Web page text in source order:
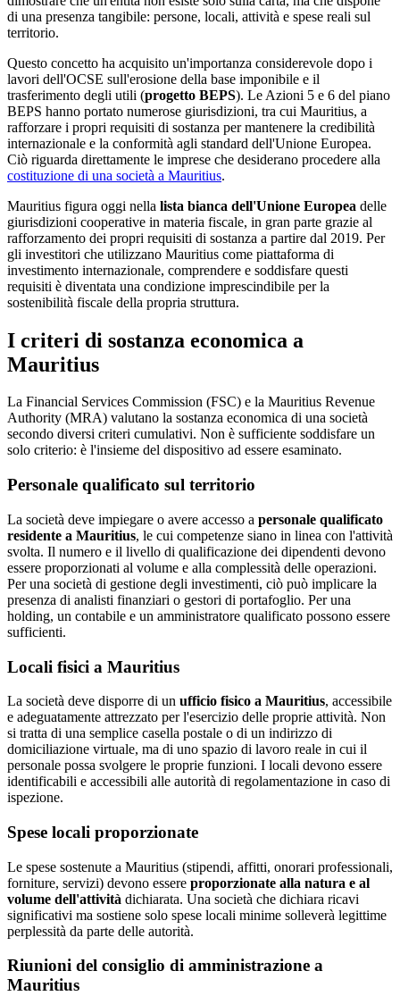
di una presenza tangibile: persone, locali, attività e spese reali sul
territorio.
Questo concetto ha acquisito un'importanza considerevole dopo i
lavori dell'OCSE sull'erosione della base imponibile e il
trasferimento degli utili (progetto BEPS). Le Azioni 5 e 6 del piano
BEPS hanno portato numerose giurisdizioni, tra cui Mauritius, a
rafforzare i propri requisiti di sostanza per mantenere la credibilità
internazionale e la conformità agli standard dell'Unione Europea.
Ciò riguarda direttamente le imprese che desiderano procedere alla
costituzione di una società a Mauritius.
Mauritius figura oggi nella lista bianca dell'Unione Europea delle
giurisdizioni cooperative in materia fiscale, in gran parte grazie al
rafforzamento dei propri requisiti di sostanza a partire dal 2019. Per
gli investitori che utilizzano Mauritius come piattaforma di
investimento internazionale, comprendere e soddisfare questi
requisiti è diventata una condizione imprescindibile per la
sostenibilità fiscale della propria struttura.
I criteri di sostanza economica a
Mauritius
La Financial Services Commission (FSC) e la Mauritius Revenue
Authority (MRA) valutano la sostanza economica di una società
secondo diversi criteri cumulativi. Non è sufficiente soddisfare un
solo criterio: è l'insieme del dispositivo ad essere esaminato.
Personale qualificato sul territorio
La società deve impiegare o avere accesso a personale qualificato
residente a Mauritius, le cui competenze siano in linea con l'attività
svolta. Il numero e il livello di qualificazione dei dipendenti devono
essere proporzionati al volume e alla complessità delle operazioni.
Per una società di gestione degli investimenti, ciò può implicare la
presenza di analisti finanziari o gestori di portafoglio. Per una
holding, un contabile e un amministratore qualificato possono essere
sufficienti.
Locali fisici a Mauritius
La società deve disporre di un ufficio fisico a Mauritius, accessibile
e adeguatamente attrezzato per l'esercizio delle proprie attività. Non
si tratta di una semplice casella postale o di un indirizzo di
domiciliazione virtuale, ma di uno spazio di lavoro reale in cui il
personale possa svolgere le proprie funzioni. I locali devono essere
identificabili e accessibili alle autorità di regolamentazione in caso di
ispezione.
Spese locali proporzionate
Le spese sostenute a Mauritius (stipendi, affitti, onorari professionali,
forniture, servizi) devono essere proporzionate alla natura e al
volume dell'attività dichiarata. Una società che dichiara ricavi
significativi ma sostiene solo spese locali minime solleverà legittime
perplessità da parte delle autorità.
Riunioni del consiglio di amministrazione a
Mauritius